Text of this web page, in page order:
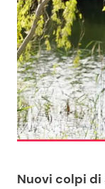
News
Benessere
Casa
Moda e Style
Mondo Mamma
Nuovi colpi